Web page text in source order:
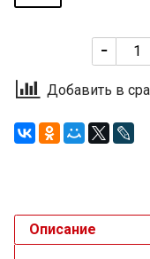
Добавить в
Описание